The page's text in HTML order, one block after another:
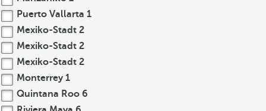
Puerto Vallarta 1
Mexiko-Stadt 2
Mexiko-Stadt 2
Mexiko-Stadt 2
Monterrey 1
Quintana Roo 6